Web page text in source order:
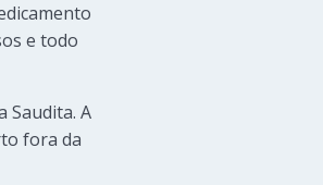
e todo
Saudita. A
fora da